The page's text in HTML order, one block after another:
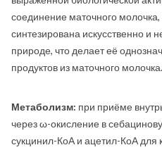
соединение маточного
синтезирована искусственно и
природе, что делает её
продуктов из маточного молочка.
Метаболизм: при приёме
через ω-окисление в
сукцинил-КоА и ацетил-КоА для